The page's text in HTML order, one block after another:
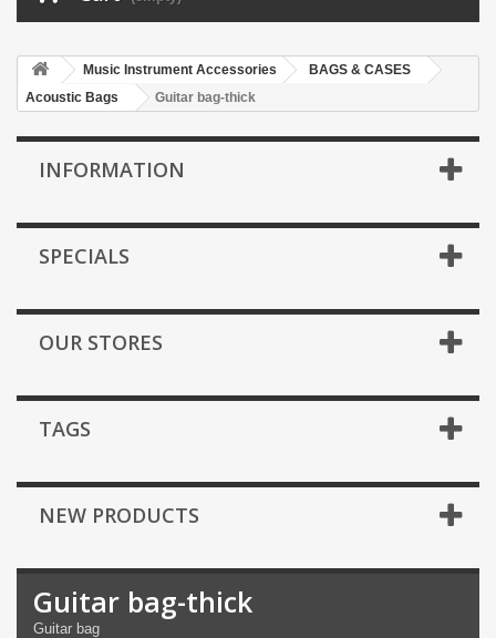
Music Instrument Accessories
BAGS & CASES
Acoustic Bags
Guitar bag-thick
INFORMATION
SPECIALS
OUR STORES
TAGS
NEW PRODUCTS
Guitar bag-thick
Guitar bag